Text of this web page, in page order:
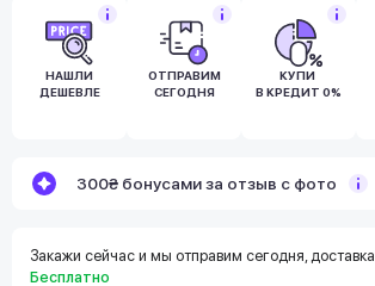
НАШЛИ
ДЕШЕВЛЕ
ОТПРАВИМ
СЕГОДНЯ
КУПИ
В КРЕДИТ 0%
300₴ бонусами за отзыв с фото
Закажи сейчас и мы отправим сегодня, доставка
Бесплатно